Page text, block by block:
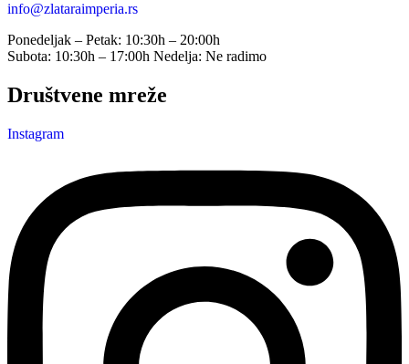
info@zlataraimperia.rs
Ponedeljak – Petak: 10:30h – 20:00h
Subota: 10:30h – 17:00h Nedelja: Ne radimo
Društvene mreže
Instagram